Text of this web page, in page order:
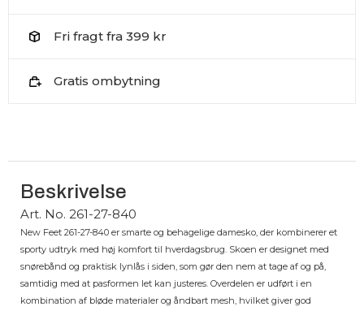
Fri fragt fra 399 kr
Gratis ombytning
Beskrivelse
Art. No. 261-27-840
New Feet 261-27-840 er smarte og behagelige damesko, der kombinerer et
sporty udtryk med høj komfort til hverdagsbrug. Skoen er designet med
snørebånd og praktisk lynlås i siden, som gør den nem at tage af og på,
samtidig med at pasformen let kan justeres. Overdelen er udført i en
kombination af bløde materialer og åndbart mesh, hvilket giver god